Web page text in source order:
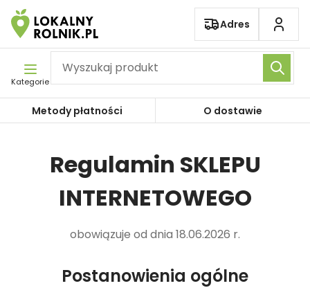
Pomiń nawigację
Adres
Kategorie
Metody płatności O dostawie
Regulamin SKLEPU
INTERNETOWEGO
obowiązuje od dnia 18.06.2026 r.
Postanowienia ogólne